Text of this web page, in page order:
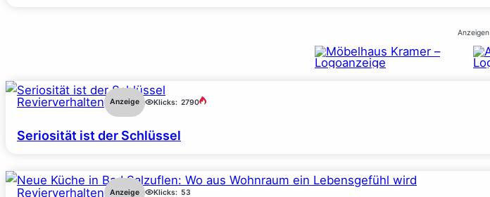
Anzeigen
Revierverhalten Anzeige Klicks: 2790
Seriosität ist der Schlüssel
Revierverhalten Anzeige Klicks: 53